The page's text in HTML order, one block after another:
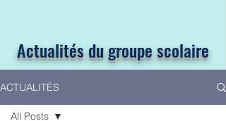
Actualités du groupe scolaire
ACTUALITÉS
All Posts